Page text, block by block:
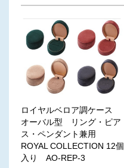
ロイヤルベロア調ケース
オーバル型 リング・ピア
ス・ペンダント兼用
ROYAL COLLECTION 12個
入り AO-REP-3